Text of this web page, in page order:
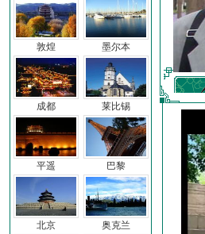
敦煌
成都
平遥
北京
墨尔本
莱比锡
巴黎
奥克兰
车前子